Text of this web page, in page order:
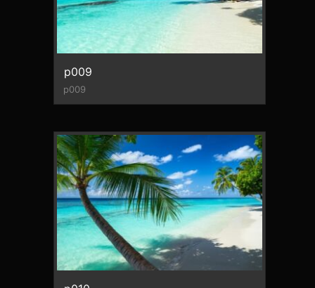
p009
p009